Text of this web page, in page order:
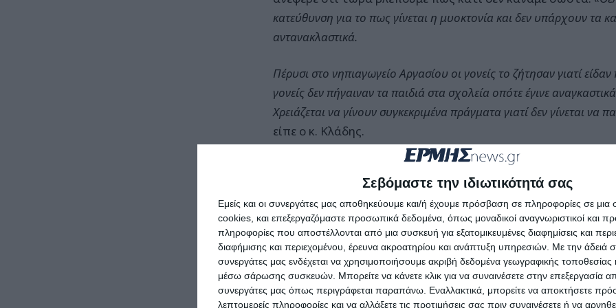
Σεβόμαστε την ιδιωτικότητά σας
Εμείς και οι συνεργάτες μας αποθηκεύουμε και/ή έχουμε πρόσβαση σε πληροφορίες σε
cookies, και επεξεργαζόμαστε προσωπικά δεδομένα, όπως μοναδικοί αναγνωριστικοί και
πληροφορίες που αποστέλλονται από μια συσκευή για εξατομικευμένες διαφημίσεις και
διαφήμισης και περιεχομένου, έρευνα ακροατηρίου και ανάπτυξη υπηρεσιών. Με την άδειά
συνεργάτες μας ενδέχεται να χρησιμοποιήσουμε ακριβή δεδομένα γεωγραφικής τοποθεσίας
μέσω σάρωσης συσκευών. Μπορείτε να κάνετε κλικ για να συναινέσετε στην επεξεργασία
συνεργάτες μας όπως περιγράφεται παραπάνω. Εναλλακτικά, μπορείτε να αποκτήσετε
λεπτομερείς πληροφορίες και να αλλάξετε τις προτιμήσεις σας πριν συναινέσετε ή να
κατεύθυνση για το πως γίνεται η μυοκτονία και δεν υπάρχουν τα
αντανακλαστικά.
Πέρυσι στο νηπιαγωγείο Αργασίου οι γονείς το ζήτησαν γιατί είδαν
γονείς δεν πήγαιναν τα παιδιά στα σχολεία οπότε έγινε
Χρειάζεται να γίνουν συγκεκριμένα πράγματα γιατί δεν γίνεται να
είπε ο κ. Κλάδης.
Ο Δήμαρχος πήρε μετά το λόγο και απάντησε ότι η
τη Ζάκυνθο και ο ότι Δήμος αναγνωρίζοντας την κατάσταση
και προστασία σε χώρους ευθύνης του. «Το 2023 είχε γίνει
εγκαταστάσεις της καθαριότητας και τοποθέτηση 39 δολωματικών
γινόταν με τα σκουπίδια τότε και την υπερχείλιση των κάδων.
Το 2024 κάναμε σύμβαση για μυοκτονίες και απολυμάνσεις σε
σκουπίδια. Ενισχύσαμε έμπρακτα τα μέτρα πρόληψης στα